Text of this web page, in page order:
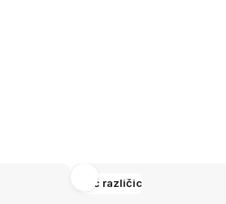
Več različic